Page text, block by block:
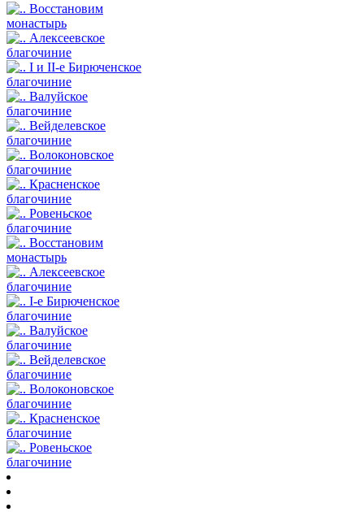
Восстановим
монастырь
Алексеевское
благочиние
I и II-е Бирюченское
благочиние
Валуйское
благочиние
Вейделевское
благочиние
Волоконовское
благочиние
Красненское
благочиние
Ровеньское
благочиние
Восстановим
монастырь
Алексеевское
благочиние
I-е Бирюченское
благочиние
Валуйское
благочиние
Вейделевское
благочиние
Волоконовское
благочиние
Красненское
благочиние
Ровеньское
благочиние